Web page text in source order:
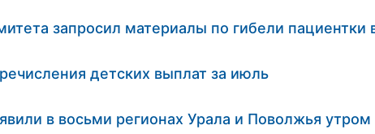
запросил материалы по гибели
детских выплат за июль
в восьми регионах Урала и Поволжья утром